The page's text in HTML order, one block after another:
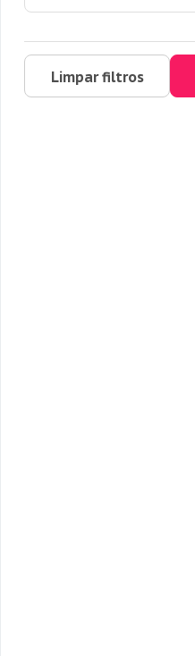
Limpar filtros